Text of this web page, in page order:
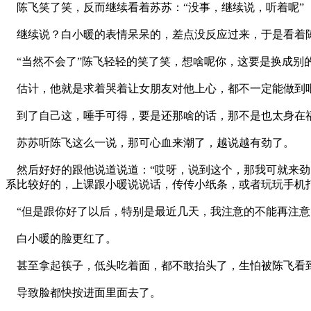
陈飞笑了笑，反而继续看着苏苏：“没事，继续说，听着呢”
继续说？白小暖的表情呆呆的，差点没反应过来，于是看着
“当然不会了”陈飞轻轻的笑了笑，想啥呢你，这要是换成别
估计，他就是求着哭着让女朋友对他上心，都不一定能做到
到了自己这，唾手可得，要是还那啥的话，那不是也太身在
苏苏听陈飞这么一说，那可心血来潮了，越说越有劲了。
然后好好的跟他说道说道：“哎呀，说到这个，那我可就来
系比较好的，上课跟小暖说说话，传传小纸条，或者玩玩手
“但是跟你好了以后，特别是最近几天，我注意的不能再注
白小暖的脸更红了。
甚至拿起筷子，低头吃着面，都不敢抬头了，生怕被陈飞看
导致脸都快按进面里面去了。